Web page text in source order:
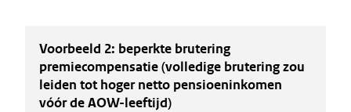
Voorbeeld 2: beperkte brutering
premiecompensatie (volledige brutering zou
leiden tot hoger netto pensioeninkomen
vóór de AOW-leeftijd)